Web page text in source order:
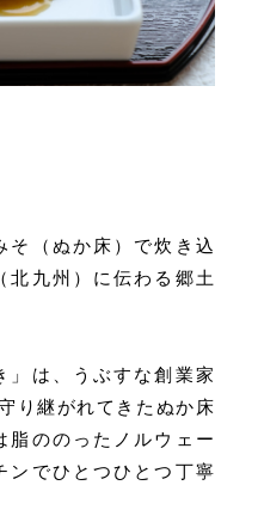
そ（ぬか床）で炊き込
北九州）に伝わる郷土
」は、うぶすな創業家
り継がれてきたぬか床
脂ののったノルウェー
ンでひとつひとつ丁寧